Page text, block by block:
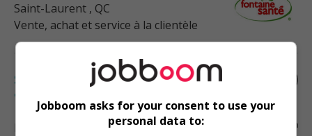
Saint-Laurent , QC
Vente, achat et service à la clientèle
Stagiaire en maintenance- gestion des
actifs du bâtiment
, QC
Jobboom asks for your consent to use your
personal data to: